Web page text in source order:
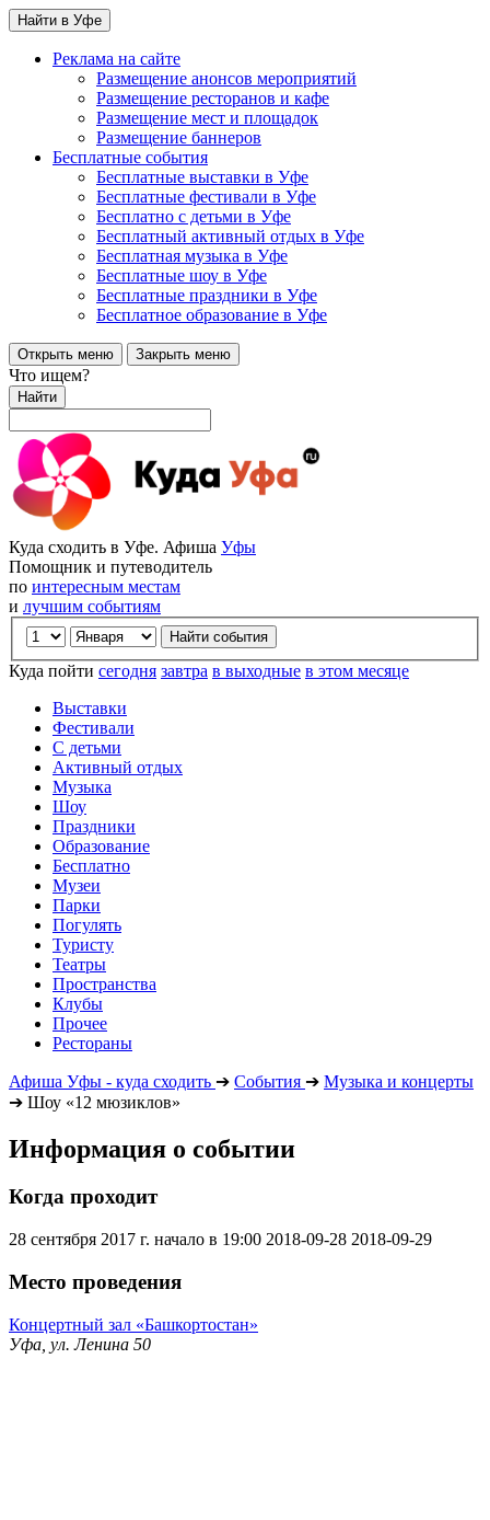
Найти в Уфе
Реклама на сайте
Размещение анонсов мероприятий
Размещение ресторанов и кафе
Размещение мест и площадок
Размещение баннеров
Бесплатные события
Бесплатные выставки в Уфе
Бесплатные фестивали в Уфе
Бесплатно с детьми в Уфе
Бесплатный активный отдых в Уфе
Бесплатная музыка в Уфе
Бесплатные шоу в Уфе
Бесплатные праздники в Уфе
Бесплатное образование в Уфе
Открыть меню Закрыть меню
Что ищем?
Найти
Куда сходить в Уфе. Афиша Уфы
Помощник и путеводитель
по интересным местам
и лучшим событиям
Куда пойти сегодня завтра в выходные в этом месяце
Выставки
Фестивали
С детьми
Активный отдых
Музыка
Шоу
Праздники
Образование
Бесплатно
Музеи
Парки
Погулять
Туристу
Театры
Пространства
Клубы
Прочее
Рестораны
Афиша Уфы - куда сходить ➔ События ➔ Музыка и концерты
➔ Шоу «12 мюзиклов»
Информация о событии
Когда проходит
28 сентября 2017 г. начало в 19:00 2018-09-28 2018-09-29
Место проведения
Концертный зал «Башкортостан»
Уфа, ул. Ленина 50